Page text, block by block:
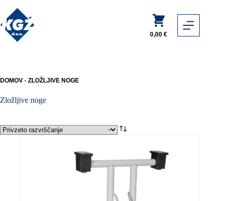
content
Shopping
cart
0,00€
DOMOV - ZLOŽLJIVE NOGE
Zložljive noge